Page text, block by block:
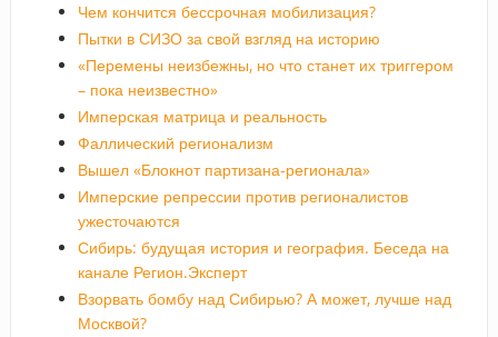
Чем кончится бессрочная мобилизация?
Пытки в СИЗО за свой взгляд на историю
«Перемены неизбежны, но что станет их триггером
– пока неизвестно»
Имперская матрица и реальность
Фаллический регионализм
Вышел «Блокнот партизана-регионала»
Имперские репрессии против регионалистов
ужесточаются
Сибирь: будущая история и география. Беседа на
канале Регион.Эксперт
Взорвать бомбу над Сибирью? А может, лучше над
Москвой?